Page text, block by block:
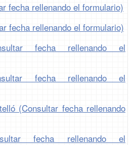
fecha rellenando el formulario)
fecha rellenando el formulario)
fecha rellenando el
fecha rellenando el
(Consultar fecha rellenando
fecha rellenando el